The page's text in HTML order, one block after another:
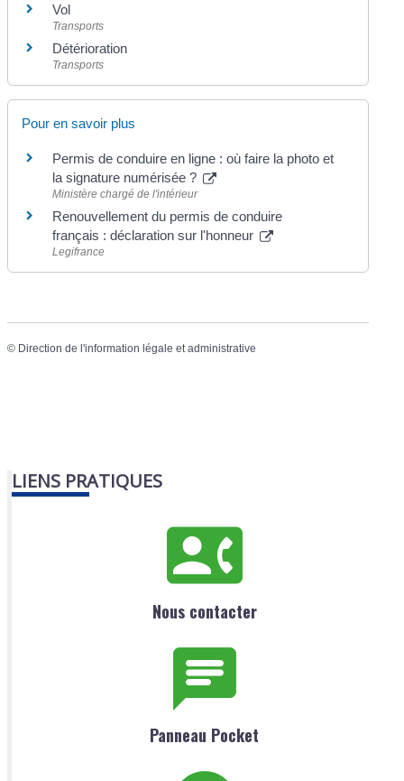
Vol
Transports
Détérioration
Transports
Pour en savoir plus
Permis de conduire en ligne : où faire la photo et
la signature numérisée ?
Ministère chargé de l'intérieur
Renouvellement du permis de conduire
français : déclaration sur l'honneur
Legifrance
© Direction de l'information légale et administrative
LIENS PRATIQUES
Nous contacter
Panneau Pocket